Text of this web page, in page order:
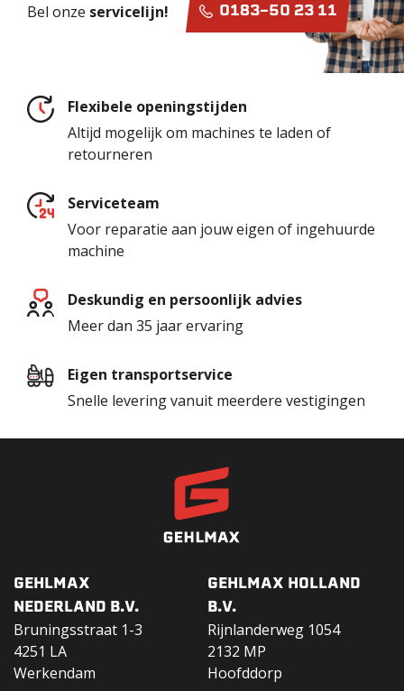
Bel onze servicelijn! 0183-50 23 11
Flexibele openingstijden
Altijd mogelijk om machines te laden of
retourneren
Serviceteam
Voor reparatie aan jouw eigen of ingehuurde
machine
Deskundig en persoonlijk advies
Meer dan 35 jaar ervaring
Eigen transportservice
Snelle levering vanuit meerdere vestigingen
GEHLMAX
NEDERLAND B.V.
Bruningsstraat 1-3
4251 LA
Werkendam
GEHLMAX HOLLAND
B.V.
Rijnlanderweg 1054
2132 MP
Hoofddorp